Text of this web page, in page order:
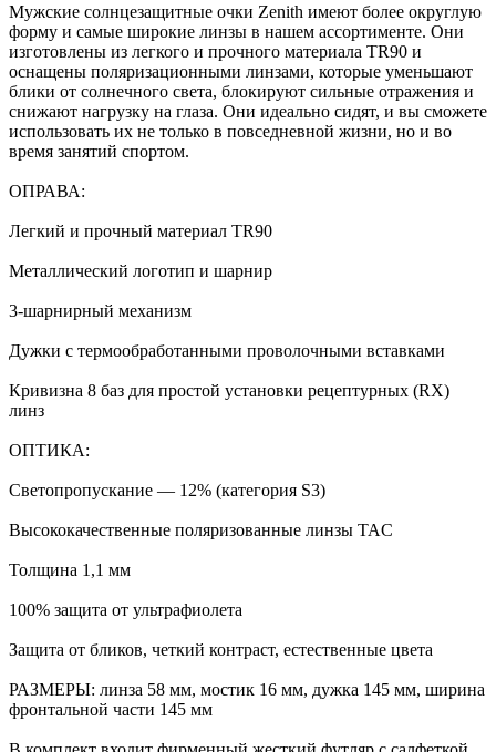
Мужские солнцезащитные очки Zenith имеют более округлую
форму и самые широкие линзы в нашем ассортименте. Они
изготовлены из легкого и прочного материала TR90 и
оснащены поляризационными линзами, которые уменьшают
блики от солнечного света, блокируют сильные отражения и
снижают нагрузку на глаза. Они идеально сидят, и вы сможете
использовать их не только в повседневной жизни, но и во
время занятий спортом.
ОПРАВА:
Легкий и прочный материал TR90
Металлический логотип и шарнир
3-шарнирный механизм
Дужки с термообработанными проволочными вставками
Кривизна 8 баз для простой установки рецептурных (RX)
линз
ОПТИКА:
Светопропускание — 12% (категория S3)
Высококачественные поляризованные линзы TAC
Толщина 1,1 мм
100% защита от ультрафиолета
Защита от бликов, четкий контраст, естественные цвета
РАЗМЕРЫ: линза 58 мм, мостик 16 мм, дужка 145 мм, ширина
фронтальной части 145 мм